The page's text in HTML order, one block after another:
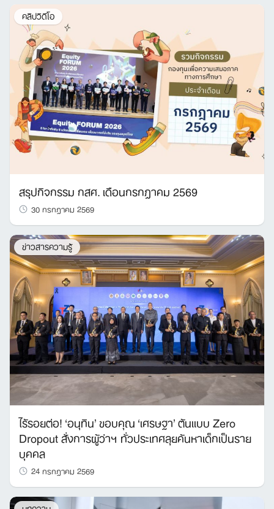
คลิปวิดีโอ
สรุปกิจกรรม กสศ. เดือนกรกฎาคม 2569
30 กรกฎาคม 2569
ข่าวสารความรู้
ไร้รอยต่อ! ‘อนุทิน’ ขอบคุณ ‘เศรษฐา’ ต้นแบบ Zero
Dropout สั่งการผู้ว่าฯ ทั่วประเทศลุยค้นหาเด็กเป็นราย
บุคคล
24 กรกฎาคม 2569